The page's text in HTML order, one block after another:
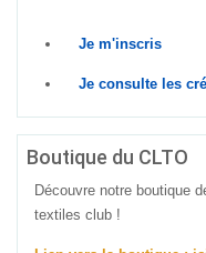
Je m'inscris
Je consulte les
Boutique du CLTO
Découvre notre boutique
textiles club !